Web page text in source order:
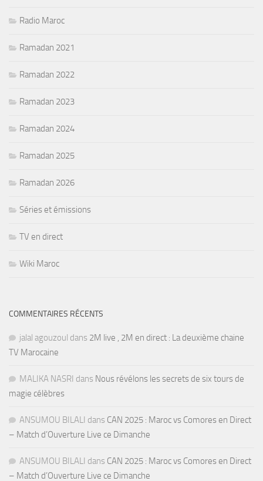
Radio Maroc
Ramadan 2021
Ramadan 2022
Ramadan 2023
Ramadan 2024
Ramadan 2025
Ramadan 2026
Séries et émissions
TV en direct
Wiki Maroc
COMMENTAIRES RÉCENTS
jalal agouzoul dans 2M live , 2M en direct : La deuxième chaine
TV Marocaine
MALIKA NASRI dans Nous révélons les secrets de six tours de
magie célèbres
ANSUMOU BILALI dans CAN 2025 : Maroc vs Comores en Direct
– Match d’Ouverture Live ce Dimanche
ANSUMOU BILALI dans CAN 2025 : Maroc vs Comores en Direct
– Match d’Ouverture Live ce Dimanche